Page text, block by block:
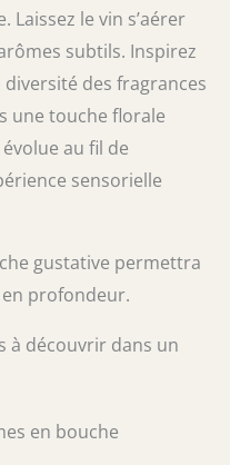
le vin s’aérer
subtils. Inspirez
des fragrances
une touche florale
au fil de
sensorielle
gustative permettra
profondeur.
à découvrir dans un
en bouche